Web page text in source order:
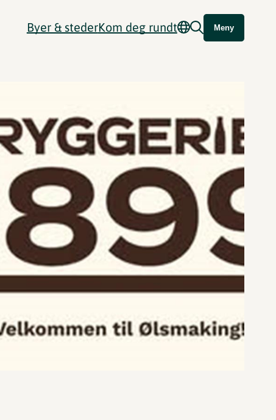
Byer & stederKom deg rundt Meny